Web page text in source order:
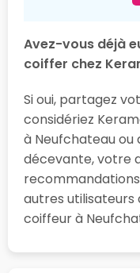
Avez-vous déjà
coiffer chez
Si oui, partagez
considériez
à Neufchateau ou
décevante, votre
autres
coiffeur à